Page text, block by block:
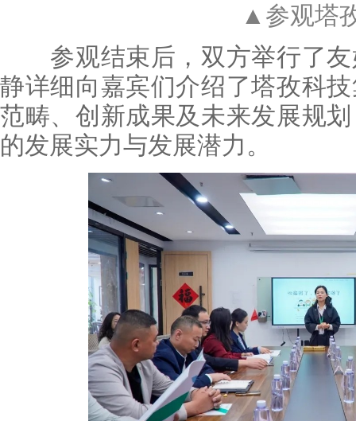
▲参观塔
参观结束后，双方举行了友
静详细向嘉宾们介绍了塔孜科
范畴、创新成果及未来发展规
的发展实力与发展潜力。